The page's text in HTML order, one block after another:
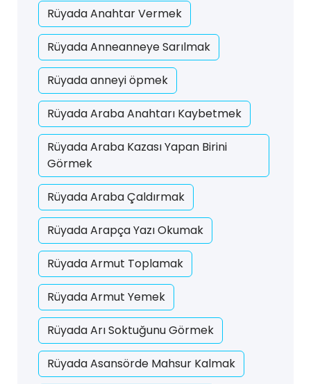
Rüyada Anahtar Vermek
Rüyada Anneanneye Sarılmak
Rüyada anneyi öpmek
Rüyada Araba Anahtarı Kaybetmek
Rüyada Araba Kazası Yapan Birini
Görmek
Rüyada Araba Çaldırmak
Rüyada Arapça Yazı Okumak
Rüyada Armut Toplamak
Rüyada Armut Yemek
Rüyada Arı Soktuğunu Görmek
Rüyada Asansörde Mahsur Kalmak